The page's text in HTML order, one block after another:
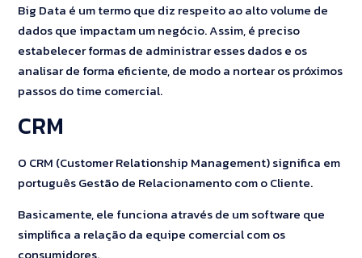
Big Data é um termo que diz respeito ao alto volume de
dados que impactam um negócio. Assim, é preciso
estabelecer formas de administrar esses dados e os
analisar de forma eficiente, de modo a nortear os próximos
passos do time comercial.
CRM
O CRM (Customer Relationship Management) significa em
português Gestão de Relacionamento com o Cliente.
Basicamente, ele funciona através de um software que
simplifica a relação da equipe comercial com os